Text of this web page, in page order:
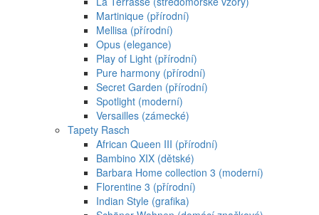
Martinique (přírodní)
Mellisa (přírodní)
Opus (elegance)
Play of Light (přírodní)
Pure harmony (přírodní)
Secret Garden (přírodní)
Spotlight (moderní)
Versailles (zámecké)
Tapety Rasch
African Queen III (přírodní)
Bambino XIX (dětské)
Barbara Home collection 3 (moderní)
Florentine 3 (přírodní)
Indian Style (grafika)